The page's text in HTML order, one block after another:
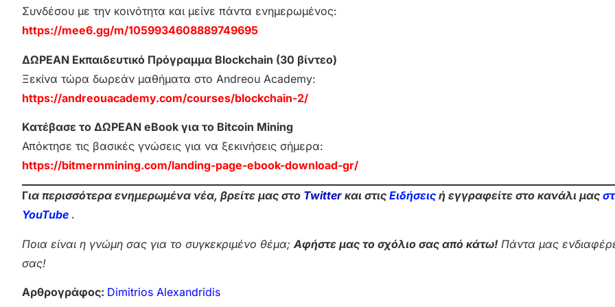
Συνδέσου με την κοινότητα και μείνε πάντα ενημερωμένος:
https://mee6.gg/m/1059934608889749695
ΔΩΡΕΑΝ Εκπαιδευτικό Πρόγραμμα Blockchain (30 βίντεο)
Ξεκίνα τώρα δωρεάν μαθήματα στο Andreou Academy:
https://andreouacademy.com/courses/blockchain-2/
Κατέβασε το ΔΩΡΕΑΝ eBook για το Bitcoin Mining
Απόκτησε τις βασικές γνώσεις για να ξεκινήσεις σήμερα:
https://bitmernmining.com/landing-page-ebook-download-gr/
Για περισσότερα ενημερωμένα νέα, βρείτε μας στο Twitter και στις Ειδήσεις ή εγγραφείτε στο κανάλι μας
YouTube .
Ποια είναι η γνώμη σας για το συγκεκριμένο θέμα; Αφήστε μας το σχόλιο σας από κάτω! Πάντα μας
σας!
Αρθρογράφος: Dimitrios Alexandridis